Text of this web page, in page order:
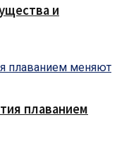
и
плаванием